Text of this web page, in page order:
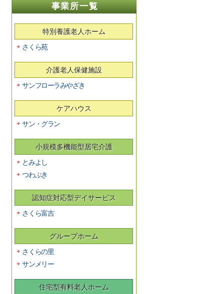
事業所一覧
特別養護老人ホーム
さくら苑
介護老人保健施設
サンフローラみやざき
ケアハウス
サン・グラン
小規模多機能型居宅介護
とみよし
つわぶき
認知症対応型デイサービス
さくら富吉
グループホーム
さくらの里
サンメリー
住宅型有料老人ホーム